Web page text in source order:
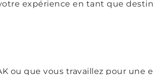
expérience en tant que
ou que vous travaillez pour une